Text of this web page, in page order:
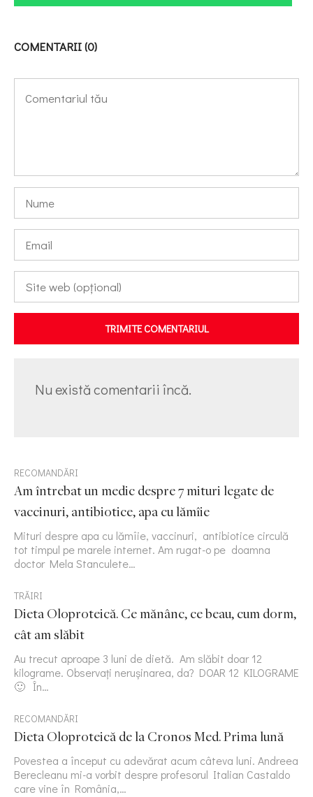
COMENTARII (0)
TRIMITE COMENTARIUL
Nu există comentarii încă.
RECOMANDĂRI
Am întrebat un medic despre 7 mituri legate de
vaccinuri, antibiotice, apa cu lămîie
Mituri despre apa cu lămîie, vaccinuri, antibiotice circulă
tot timpul pe marele internet. Am rugat-o pe doamna
doctor Mela Stanculete…
TRĂIRI
Dieta Oloproteică. Ce mănânc, ce beau, cum dorm,
cât am slăbit
Au trecut aproape 3 luni de dietă. Am slăbit doar 12
kilograme. Observați nerușinarea, da? DOAR 12 KILOGRAME
🙂 În…
RECOMANDĂRI
Dieta Oloproteică de la Cronos Med. Prima lună
Povestea a început cu adevărat acum câteva luni. Andreea
Berecleanu mi-a vorbit despre profesorul Italian Castaldo
care vine în România,…